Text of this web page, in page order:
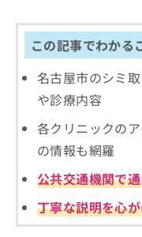
この記事でわかる
名古屋市のシミ
や診療内容
各クリニックの
の情報も網羅
公共交通機関で
丁寧な説明を心
合せ
フォ
ーム
りま
す。
クリ
ニッ
クの
症状
のご
相談
など
はで
は
ら
料
拡
の
お
わ
は
こ
の
請
求
合